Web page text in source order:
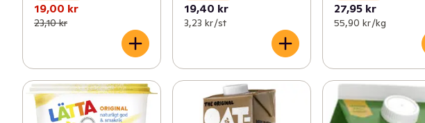
19,00 kr
23,10 kr
19,40 kr
3,23 kr /st
27,95 kr
55,90 kr /kg